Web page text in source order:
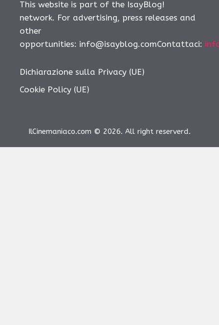
This website is part of the IsayBlog!
network. For advertising, press releases and
other
opportunities: info@isayblog.comContattaci:
Dichiarazione sulla Privacy (UE)
Cookie Policy (UE)
IlCinemaniaco.com © 2026. All right reserverd.